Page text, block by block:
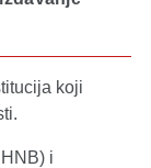
koji
i